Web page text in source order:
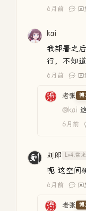
6月前 回
kai
我部署之
行，不知
6月前 回
老张 博
@kai
6月前
刘郎 Lv4.常
呃 这空间
6月前 回
老张 博